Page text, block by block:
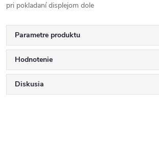
pri pokladaní displejom dole
Parametre produktu
Hodnotenie
Diskusia